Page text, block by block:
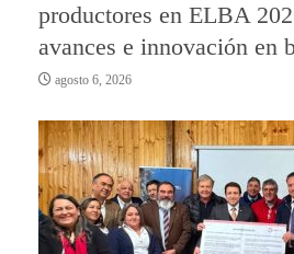
productores en ELBA
avances e innovación en
agosto 6, 2026